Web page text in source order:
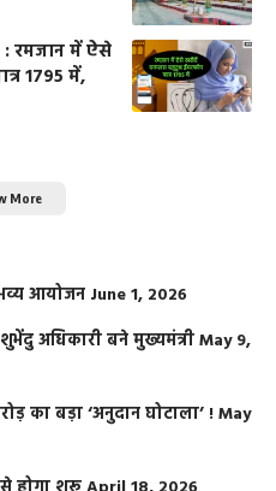
रमजान में ऐसे
1795 में,
More
आयोजन June 1, 2026
अधिकारी बने मुख्यमंत्रीMay 9,
का बड़ा ‘अनुदान घोटाला’ !May